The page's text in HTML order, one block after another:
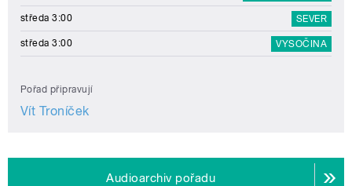
středa 3:00 SEVER
středa 3:00 VYSOČINA
Pořad připravují
Vít Troníček
Audioarchiv pořadu